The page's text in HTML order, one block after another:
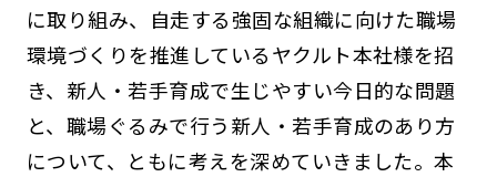
に取り組み、自走する強固な組織に向けた職場
環境づくりを推進しているヤクルト本社様を招
き、新人・若手育成で生じやすい今日的な問題
と、職場ぐるみで行う新人・若手育成のあり方
について、ともに考えを深めていきました。本